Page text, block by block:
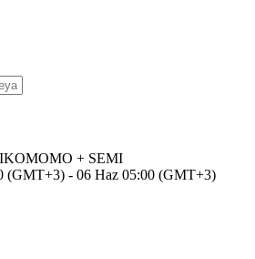
+ SEMI
(GMT+3) - 06 Haz 05:00 (GMT+3)